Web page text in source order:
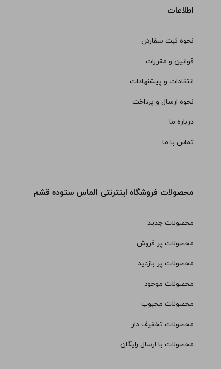
اطلاعات
نحوه ثبت سفارش
قوانین و مقررات
انتقادات و پیشنهادات
نحوه ارسال و پرداخت
درباره ما
تماس با ما
محصولات فروشگاه اینترنتی الماس ستوده قشم
محصولات جدید
محصولات پر فروش
محصولات پر بازدید
محصولات موجود
محصولات محبوب
محصولات تخفیف دار
محصولات با ارسال رایگان